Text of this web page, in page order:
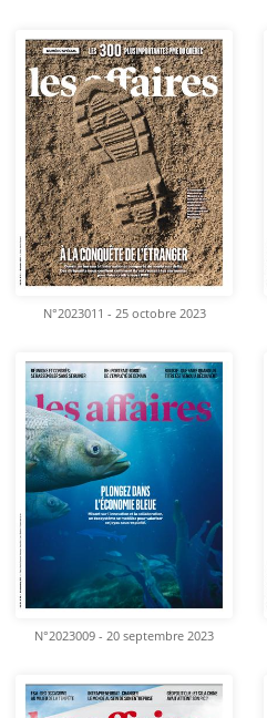
N°2023011 - 25 octobre 2023
N°2023009 - 20 septembre 2023